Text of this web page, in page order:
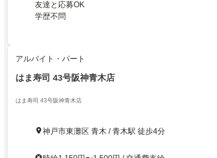
友達と応募OK
学歴不問
アルバイト・パート
はま寿司 43号阪神青木店
はま寿司 43号阪神青木店
神戸市東灘区 青木 / 青木駅 徒歩4分